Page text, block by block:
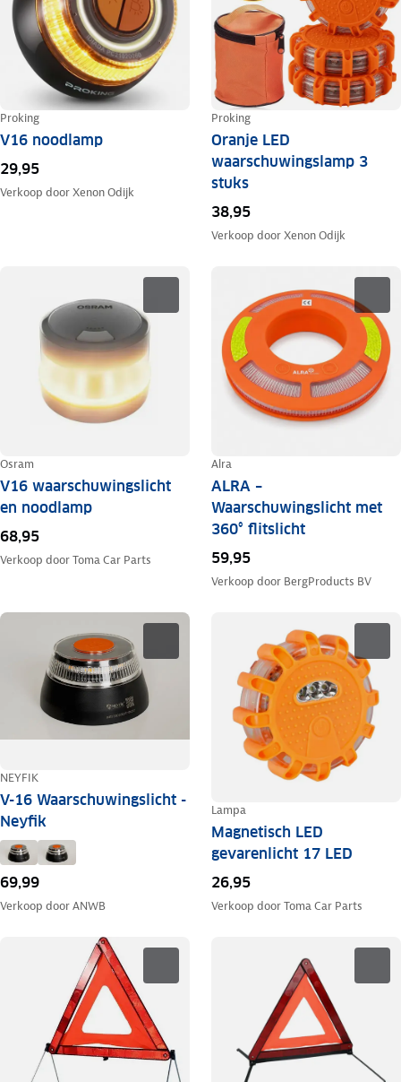
Proking
V16 noodlamp
29,95
Verkoop doorXenon Odijk
Proking
Oranje LED
waarschuwingslamp 3
stuks
38,95
Verkoop doorXenon Odijk
Osram
V16 waarschuwingslicht
en noodlamp
68,95
Verkoop doorToma Car Parts
Alra
ALRA –
Waarschuwingslicht met
360° flitslicht
59,95
Verkoop door BergProducts BV
NEYFIK
V-16 Waarschuwingslicht -
Neyfik
69,99
Verkoop doorANWB
Lampa
Magnetisch LED
gevarenlicht 17 LED
26,95
Verkoop doorToma Car Parts